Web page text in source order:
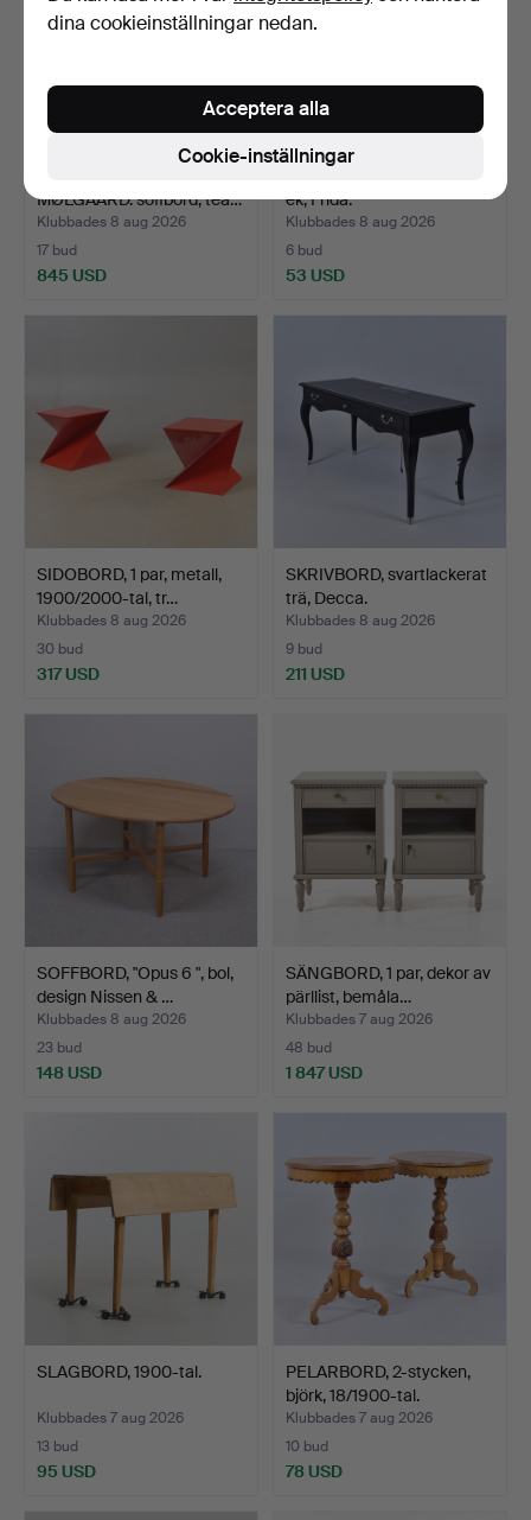
MØLGAARD. soffbord, tea…
Klubbades 8 aug 2026
17 bud
845 USD
ek, Frida.
Klubbades 8 aug 2026
6 bud
53 USD
SIDOBORD, 1 par, metall,
1900/2000-tal, tr…
Klubbades 8 aug 2026
30 bud
317 USD
SKRIVBORD, svartlackerat
trä, Decca.
Klubbades 8 aug 2026
9 bud
211 USD
SOFFBORD, "Opus 6 ", bol,
design Nissen & …
Klubbades 8 aug 2026
23 bud
148 USD
SÄNGBORD, 1 par, dekor av
pärllist, bemåla…
Klubbades 7 aug 2026
48 bud
1 847 USD
SLAGBORD, 1900-tal.
Klubbades 7 aug 2026
13 bud
95 USD
PELARBORD, 2-stycken,
björk, 18/1900-tal.
Klubbades 7 aug 2026
10 bud
78 USD
dina cookieinställningar nedan.
Cookie-inställningar
Acceptera alla